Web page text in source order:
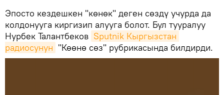
Эпосто кездешкен "көнөк" деген сөздү учурда да
колдонууга киргизип алууга болот. Бул тууралуу
Нурбек Талантбеков Sputnik Кыргызстан
радиосунун "Көөнө сөз" рубрикасында билдирди.